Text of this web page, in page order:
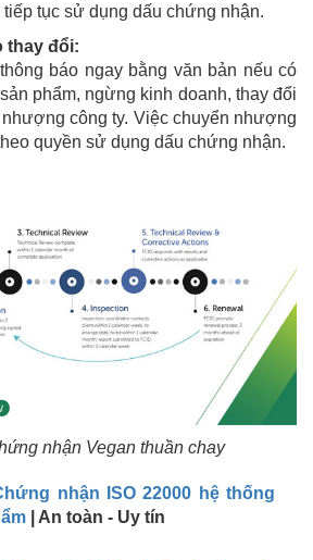
tục sử dụng dấu chứng nhận.
thay đổi:
báo ngay bằng văn bản nếu có
phẩm, ngừng kinh doanh, thay đổi
công ty. Việc chuyển nhượng
quyền sử dụng dấu chứng nhận.
nhận Vegan thuần chay
nhận ISO 22000 hệ thống
| An toàn - Uy tín